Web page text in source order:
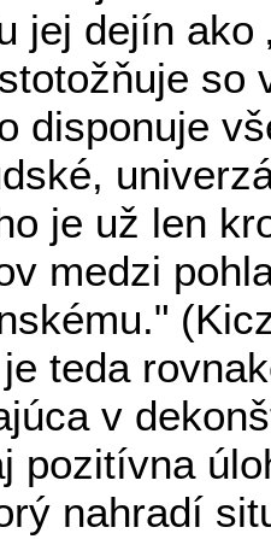
jej dejín
so
disponuje
je už len
medzi
teda
v
pozitívna
nahradí